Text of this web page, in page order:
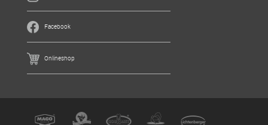
Facebook
Onlineshop